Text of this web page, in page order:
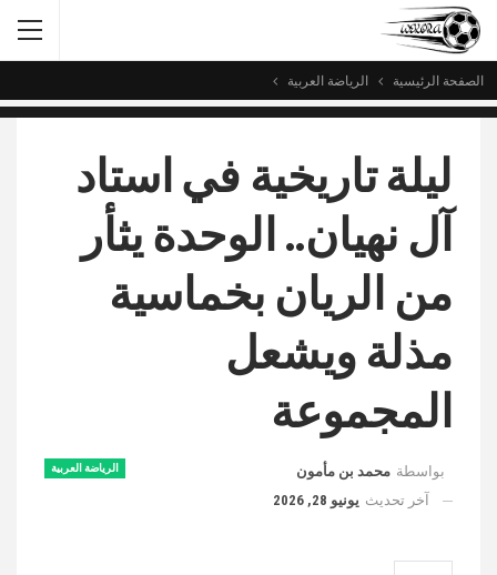
الصفحة الرئيسية الرياضة العربية
ليلة تاريخية في استاد
آل نهيان.. الوحدة يثأر
من الريان بخماسية
مذلة ويشعل
المجموعة
الرياضة العربية بواسطة محمد بن مأمون
آخر تحديث يونيو 28, 2026